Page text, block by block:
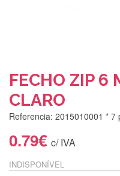
FECHO ZIP 6
CLARO
Referencia: 2015010001 * 7
0.79€ c/ IVA
INDISPONÍVEL